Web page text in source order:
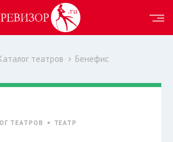
театров Бенефис
ТЕАТРОВ ТЕАТР